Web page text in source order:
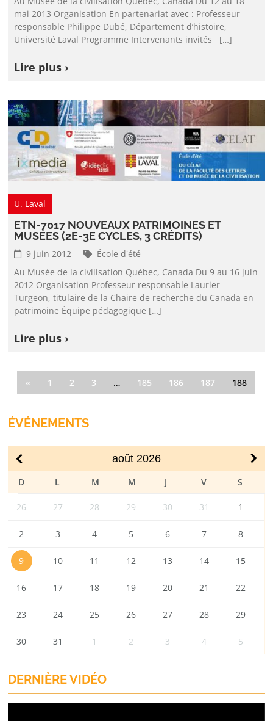
mai 2013 Organisation En partenariat avec : Professeur
responsable Philippe Dubé, Département d’histoire,
Université Laval Programme Intervenants invités […]
Lire plus ›
U. Laval
ETN-7017 NOUVEAUX PATRIMOINES ET
MUSÉES (2E-3E CYCLES, 3 CRÉDITS)
9 juin 2012
École d'été
Au Musée de la civilisation Québec, Canada Du 9 au 16 juin
2012 Organisation Professeur responsable Laurier
Turgeon, titulaire de la Chaire de recherche du Canada en
patrimoine Équipe pédagogique […]
Lire plus ›
« 1 2 3 … 185 186 187 188
ÉVÉNEMENTS
août 2026
DIM VEN
26 27 28 29 30 31 1
2 3 4 5 6 7 8
9 10 11 12 13 14 15
16 17 18 19 20 21 22
23 24 25 26 27 28 29
30 31 1 2 3 4 5
DERNIÈRE VIDÉO